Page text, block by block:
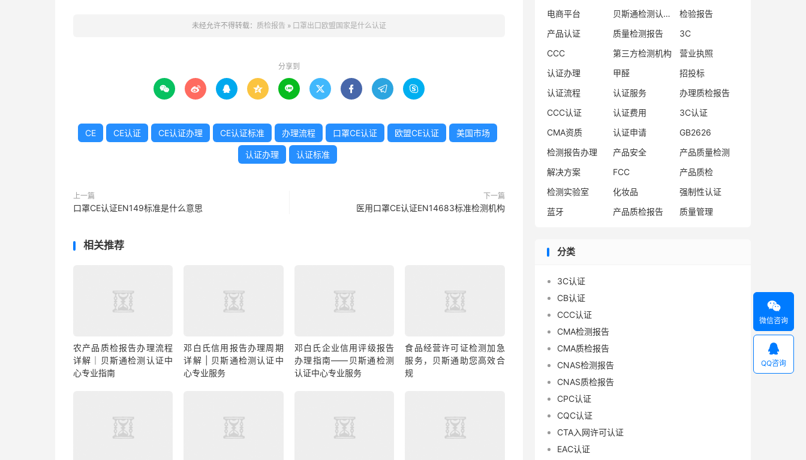
未经允许不得转载： 质检报告 » 口罩出口欧盟国家是什么认证
分享到
        
CE CE认证 CE认证办理 CE认证标准 办理流程 口罩CE认证 欧盟CE认证 美国市场
认证办理 认证标准
上一篇
口罩CE认证EN149标准是什么意思
下一篇
医用口罩CE认证EN14683标准检测机构
相关推荐
农产品质检报告办理流程
详解｜贝斯通检测认证中
心专业指南
邓白氏信用报告办理周期
详解 | 贝斯通检测认证中
心专业服务
邓白氏企业信用评级报告
办理指南——贝斯通检测
认证中心专业服务
食品经营许可证检测加急
服务，贝斯通助您高效合
规
电商平台
贝斯通检测认证中心
检验报告
产品认证
质量检测报告
3C
CCC
第三方检测机构
营业执照
认证办理
甲醛
招投标
认证流程
认证服务
办理质检报告
CCC认证
认证费用
3C认证
CMA资质
认证申请
GB2626
检测报告办理
产品安全
产品质量检测
解决方案
FCC
产品质检
检测实验室
化妆品
强制性认证
蓝牙
产品质检报告 质量管理
分类
3C认证
CB认证
CCC认证
CMA检测报告
CMA质检报告
CNAS检测报告
CNAS质检报告
CPC认证
CQC认证
CTA入网许可认证
EAC认证

微信咨询

QQ咨询